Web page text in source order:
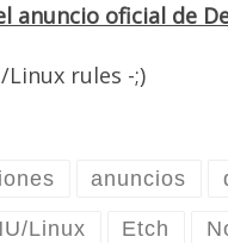
anuncio oficial de
Linux rules -;)
anuncios
Linux Etch